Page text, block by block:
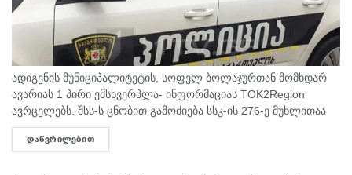
ადიგენის მუნიციპალიტეტის, სოფელ ბოლაჯურთან მომხდარ
ავარიას 1 პირი ემსხვერპლა- ინფორმაციას TOK2Region
ავრცელებს. შსს-ს ცნობით გამოძიება სსკ-ის 276-ე მუხლითაა
დაწყებული, რაც ტრანსპორტის მოძრაობის უსაფრთხოების ან
ექსპლუატაციის წესის დარღვევას გულისხმობს.
ᲓᲐᲬᲕᲠᲘᲚᲔᲑᲘᲗ